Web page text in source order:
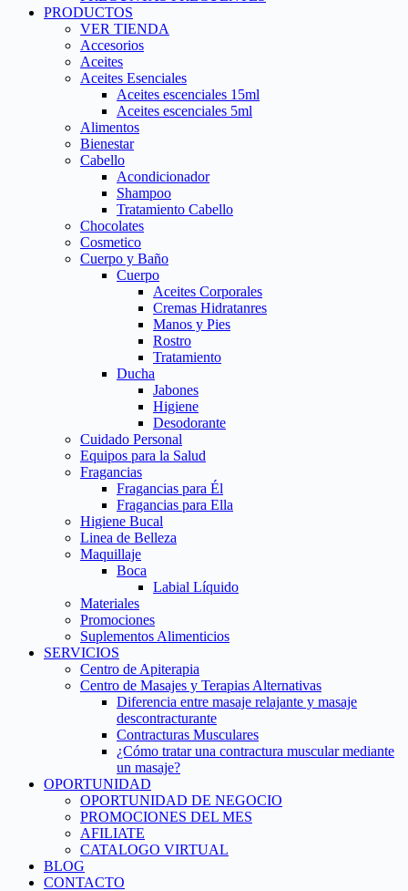
PRODUCTOS
VER TIENDA
Accesorios
Aceites
Aceites Esenciales
Aceites escenciales 15ml
Aceites escenciales 5ml
Alimentos
Bienestar
Cabello
Acondicionador
Shampoo
Tratamiento Cabello
Chocolates
Cosmetico
Cuerpo y Baño
Cuerpo
Aceites Corporales
Cremas Hidratanres
Manos y Pies
Rostro
Tratamiento
Ducha
Jabones
Higiene
Desodorante
Cuidado Personal
Equipos para la Salud
Fragancias
Fragancias para Él
Fragancias para Ella
Higiene Bucal
Linea de Belleza
Maquillaje
Boca
Labial Líquido
Materiales
Promociones
Suplementos Alimenticios
SERVICIOS
Centro de Apiterapia
Centro de Masajes y Terapias Alternativas
Diferencia entre masaje relajante y masaje
descontracturante
Contracturas Musculares
¿Cómo tratar una contractura muscular mediante
un masaje?
OPORTUNIDAD
OPORTUNIDAD DE NEGOCIO
PROMOCIONES DEL MES
AFILIATE
CATALOGO VIRTUAL
BLOG
CONTACTO